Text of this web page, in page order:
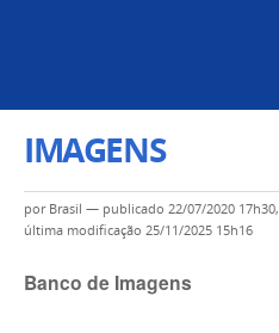
IMAGENS
por Brasil — publicado 22/07/2020 17h30,
última modificação 25/11/2025 15h16
Banco de Imagens